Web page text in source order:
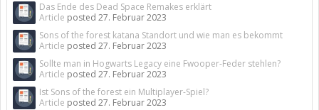
Das Ende des Dead Space Remakes erklärt
Article posted 27. Februar 2023
Sons of the forest katana Standort und wie man es bekommt
Article posted 27. Februar 2023
Sollte man in Hogwarts Legacy eine Fwooper-Feder stehlen?
Article posted 27. Februar 2023
Ist Sons of the forest ein Multiplayer-Spiel?
Article posted 27. Februar 2023